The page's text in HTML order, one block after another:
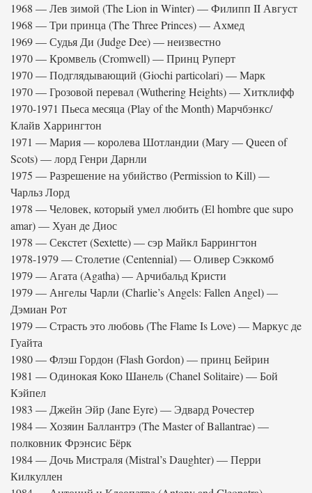
1968 — Лев зимой (The Lion in Winter) — Филипп II Август
1968 — Три принца (The Three Princes) — Ахмед
1969 — Судья Ди (Judge Dee) — неизвестно
1970 — Кромвель (Cromwell) — Принц Руперт
1970 — Подглядывающий (Giochi particolari) — Марк
1970 — Грозовой перевал (Wuthering Heights) — Хитклифф
1970-1971 Пьеса месяца (Play of the Month) Марчбэнкс/
Клайв Харрингтон
1971 — Мария — королева Шотландии (Mary — Queen of
Scots) — лорд Генри Дарнли
1975 — Разрешение на убийство (Permission to Kill) —
Чарльз Лорд
1978 — Человек, который умел любить (El hombre que supo
amar) — Хуан дe Диос
1978 — Секстет (Sextette) — сэр Майкл Баррингтон
1978-1979 — Столетие (Centennial) — Оливер Сэккомб
1979 — Агата (Agatha) — Арчибальд Кристи
1979 — Ангелы Чарли (Charlie’s Angels: Fallen Angel) —
Дэмиан Рот
1979 — Страсть это любовь (The Flame Is Love) — Маркус дe
Гуайта
1980 — Флэш Гордон (Flash Gordon) — принц Бейрин
1981 — Одинокая Коко Шанель (Chanel Solitaire) — Бой
Кэйпел
1983 — Джейн Эйр (Jane Eyre) — Эдвард Рочестер
1984 — Хозяин Баллантрэ (The Master of Ballantrae) —
полковник Фрэнсис Бёрк
1984 — Дочь Мистраля (Mistral’s Daughter) — Перри
Килкуллен